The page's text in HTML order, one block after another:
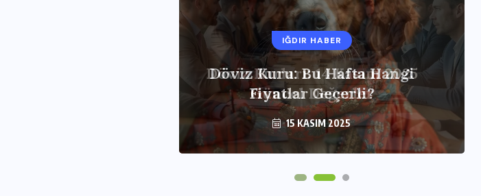
IĞDIR HABER
Döviz Kurları: 14 Kasım 2025
Güncel Değerler
15 KASIM 2025